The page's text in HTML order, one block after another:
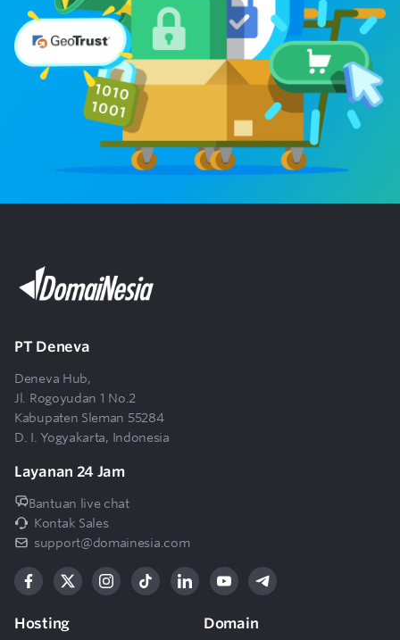
PT Deneva
Deneva Hub,
Jl. Rogoyudan 1 No.2
Kabupaten Sleman 55284
D. I. Yogyakarta, Indonesia
Layanan 24 Jam
Bantuan live chat
Kontak Sales
support@domainesia.com
Hosting Domain